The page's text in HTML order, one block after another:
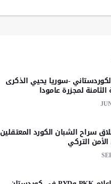
-سوريا يحيي الذكرى
لمجزرة عامودا
سراح الشبان الكورد المعتقلين
التركي